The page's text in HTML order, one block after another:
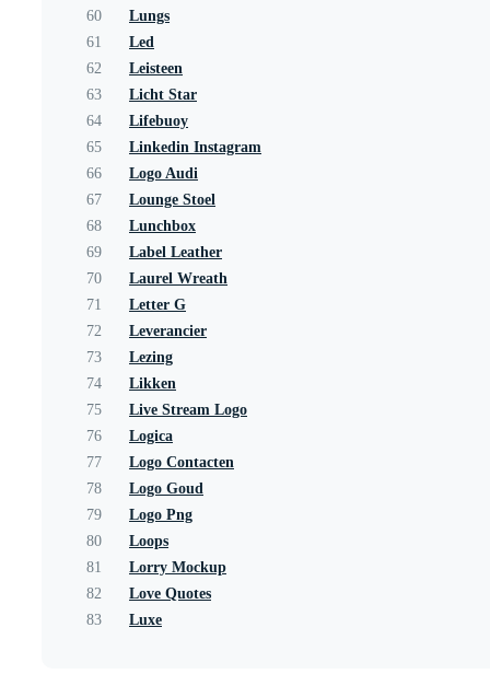
60
Lungs
61
Led
62
Leisteen
63
Licht Star
64
Lifebuoy
65
Linkedin Instagram
66
Logo Audi
67
Lounge Stoel
68
Lunchbox
69
Label Leather
70
Laurel Wreath
71
Letter G
72
Leverancier
73
Lezing
74
Likken
75
Live Stream Logo
76
Logica
77
Logo Contacten
78
Logo Goud
79
Logo Png
80
Loops
81
Lorry Mockup
82
Love Quotes
83
Luxe